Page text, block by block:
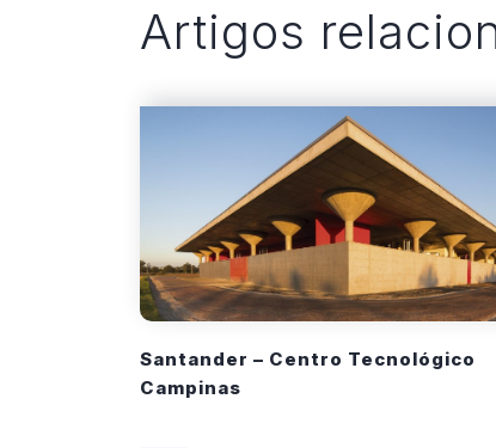
Artigos
Santander – Centro Tecnológico
Campinas